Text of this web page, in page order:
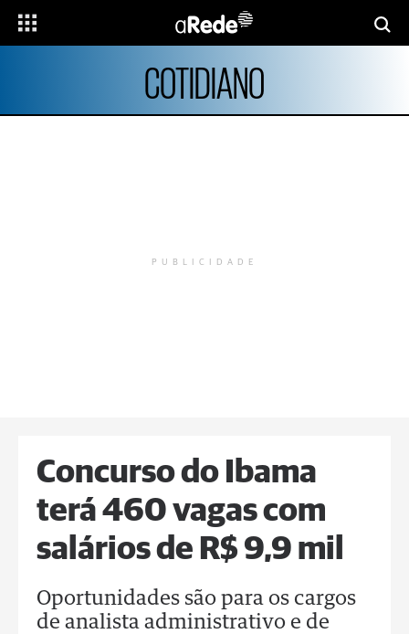
COTIDIANO
PUBLICIDADE
Concurso do Ibama
terá 460 vagas com
salários de R$ 9,9 mil
Oportunidades são para os cargos
de analista administrativo e de